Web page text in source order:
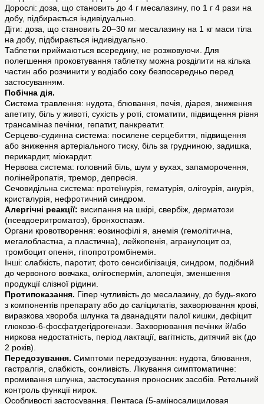
Дорослі: доза, що становить до 4 г месалазину, по 1 г 4 рази на
добу, підбирається індивідуально.
Діти: доза, що становить 20–30 мг месалазину на 1 кг маси тіла
на добу, підбирається індивідуально.
Таблетки приймаються всередину, не розжовуючи. Для
полегшення проковтування таблетку можна розділити на кілька
частин або розчинити у водіабо соку безпосередньо перед
застосуванням.
Побічна дія.
Система травлення: нудота, блювання, печія, діарея, зниження
апетиту, біль у животі, сухість у роті, стоматити, підвищення рівня
трансаміназ печінки, гепатит, панкреатит.
Серцево-судинна система: посилене серцебиття, підвищення
або зниження артеріального тиску, біль за грудниною, задишка,
перикардит, міокардит.
Нервова система: головний біль, шум у вухах, запаморочення,
полінейропатія, тремор, депресія.
Сечовидільна система: протеїнурія, гематурія, олігоурія, анурія,
кристалурія, нефротичний синдром.
Алергічні реакції: висипання на шкірі, свербіж, дерматози
(псевдоеритроматоз), бронхоспазм.
Органи кровотворення: еозинофілі я, анемія (гемолітична,
мегалобластна, а пластична), лейкопенія, агранулоцит оз,
тромбоцит опенія, гіпопротромбінемія.
Інші: слабкість, паротит, фото сенсибілізація, синдром, подібний
до червоного вовчака, олігоспермія, алопеція, зменшення
продукції слізної рідини.
Протипоказання. Гіпер чутливість до месалазину, до будь-якого
з компонентів препарату або до саліцилатів, захворювання крові,
виразкова хвороба шлунка та дванадцяти палої кишки, дефіцит
глюкозо-6-фосфатдегідрогенази. Захворювання печінки й/або
ниркова недостатність, період лактації, вагітність, дитячий вік (до
2 років).
Передозування. Симптоми передозування: нудота, блювання,
гастралгія, слабкість, сонливість. Лікування симптоматичне:
промивання шлунка, застосування проносних засобів. Ретельний
контроль функції нирок.
Особливості застосування. Пентаcа (5-аміносалициловая